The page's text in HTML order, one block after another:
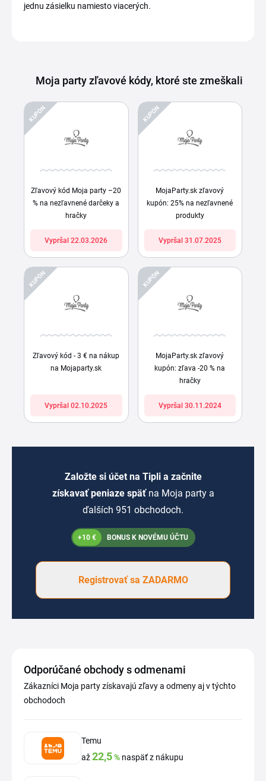
jednu zásielku namiesto viacerých.
Moja party zľavové kódy, ktoré ste zmeškali
KUPÓN
Zľavový kód Moja party –20
% na nezľavnené darčeky a
hračky
Vypršal 22.03.2026
KUPÓN
MojaParty.sk zľavový
kupón: 25% na nezľavnené
produkty
Vypršal 31.07.2025
KUPÓN
Zľavový kód - 3 € na nákup
na Mojaparty.sk
Vypršal 02.10.2025
KUPÓN
MojaParty.sk zľavový
kupón: zľava -20 % na
hračky
Vypršal 30.11.2024
Založte si účet na Tipli a začnite
získavať peniaze späť na Moja party a
ďalších 951 obchodoch.
+10 € BONUS K NOVÉMU ÚČTU
Registrovať sa ZADARMO
Odporúčané obchody s odmenami
Zákazníci Moja party získavajú zľavy a odmeny aj v týchto
obchodoch
Temu
až22,5% naspäť z nákupu